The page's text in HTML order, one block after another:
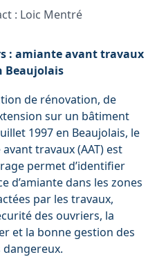
: Loic Mentré
: amiante avant travaux
Beaujolais
de rénovation, de
sur un bâtiment
1997 en Beaujolais, le
travaux (AAT) est
permet d’identifier
d’amiante dans les zones
par les travaux,
des ouvriers, la
et la bonne gestion des
dangereux.